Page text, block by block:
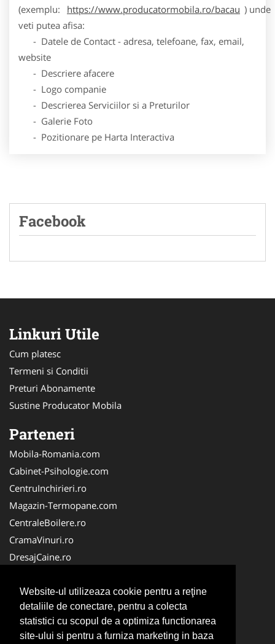
Website-ul utilizeaza cookie pentru a reţine
detaliile de conectare, pentru a colecta
statistici cu scopul de a optimiza functionarea
site-ului si pentru a furniza marketing in baza
(exemplu:
https://www.producatormobila.ro/bacau ) unde
veti putea afisa:
- Datele de Contact - adresa, telefoane, fax, email,
website
- Descriere afacere
- Logo companie
- Descrierea Serviciilor si a Preturilor
- Galerie Foto
- Pozitionare pe Harta Interactiva
Facebook
Linkuri Utile
Cum platesc
Termeni si Conditii
Preturi Abonamente
Sustine Producator Mobila
Parteneri
Mobila-Romania.com
Cabinet-Psihologie.com
CentruInchirieri.ro
Magazin-Termopane.com
CentraleBoilere.ro
CramaVinuri.ro
DresajCaine.ro
Alpinist-Utilitar.com
Birouri-Cadastru.ro
FirmaTractariAuto.ro